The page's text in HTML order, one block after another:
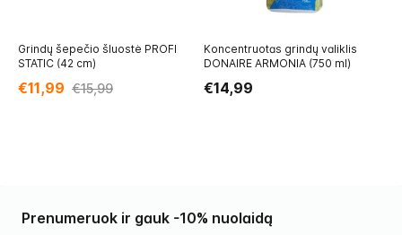
Grindų šepečio šluostė PROFI
STATIC (42 cm)
€11,99 €15,99
Koncentruotas grindų valiklis
DONAIRE ARMONIA (750 ml)
€14,99
Prenumeruok ir gauk -10% nuolaidą